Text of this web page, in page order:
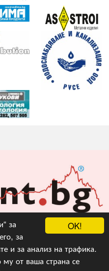
OK!
за
за
и за анализ на трафика.
от ваша страна се